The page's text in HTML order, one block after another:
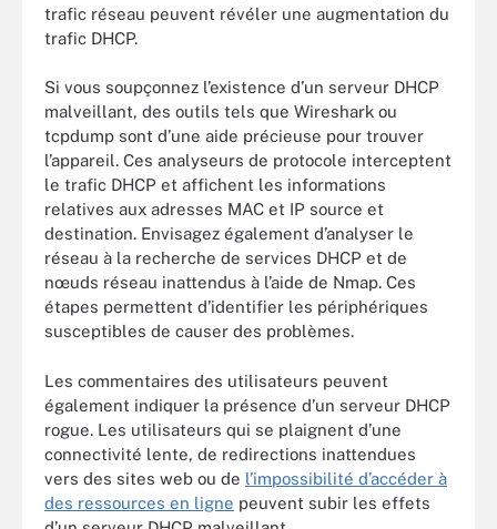
trafic réseau peuvent révéler une augmentation du
trafic DHCP.
Si vous soupçonnez l’existence d’un serveur DHCP
malveillant, des outils tels que Wireshark ou
tcpdump sont d’une aide précieuse pour trouver
l’appareil. Ces analyseurs de protocole interceptent
le trafic DHCP et affichent les informations
relatives aux adresses MAC et IP source et
destination. Envisagez également d’analyser le
réseau à la recherche de services DHCP et de
nœuds réseau inattendus à l’aide de Nmap. Ces
étapes permettent d’identifier les périphériques
susceptibles de causer des problèmes.
Les commentaires des utilisateurs peuvent
également indiquer la présence d’un serveur DHCP
rogue. Les utilisateurs qui se plaignent d’une
connectivité lente, de redirections inattendues
vers des sites web ou de l’impossibilité d’accéder à
des ressources en ligne peuvent subir les effets